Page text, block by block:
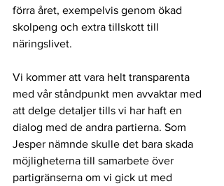
förra året, exempelvis genom ökad
skolpeng och extra tillskott till
näringslivet.
Vi kommer att vara helt transparenta
med vår ståndpunkt men avvaktar med
att delge detaljer tills vi har haft en
dialog med de andra partierna. Som
Jesper nämnde skulle det bara skada
möjligheterna till samarbete över
partigränserna om vi gick ut med